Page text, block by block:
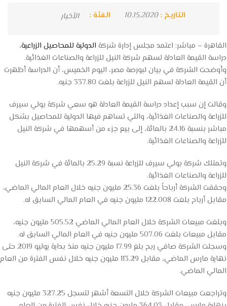
التاريخ :10.15.2020 الفئة : الأخبار
القاهرة – مباشر: اعتمد مجلس إدارة شركة الدولية للمحاصيل الزراعية،
دراسة القيمة العادلة لسهم شركة النيل للزراعة والصناعات الغذائية.
وأوضحت الشركة في بيان لبورصة مصر، اليوم الخميس، أن الدراسة أظهرت
أن القيمة العادلة لسهم النيل للزراعة بلغت 337.80 جنيه.
وقالت إن سبب إعداد دراسة القيمة العادلة هو سعي شركة بولي سيرف
للزراعة والصناعات الغذائية، والتي تساهم فيها الدولية للمحاصيل بشكل
مباشر بنسبة 24.16 بالمائة، إلى بيع جزء من أسهمها في شركة النيل
للزراعة والصناعات الغذائية.
وتمتلك شركة بولي سيرف للزراعة نسبة 25.29 بالمائة في شركة النيل
للزراعة والصناعات الغذائية.
وحققت الشركة أرباحاً بلغت 25.36 مليون جنيه خلال العام المالي الماضي،
مقابل أرباح بلغت 122.008 مليون جنيه في العام المالي السابق له.
وبلغت مبيعات الشركة خلال العام المالي الماضي 505.52 مليون جنيه،
مقابل مبيعات بلغت 507.06 مليون جنيه في العام المالي السابق له.
وسجلت الشركة صافي ربح بلغ 17.99 مليون جنيه منذ بداية يوليو 2019 حتى
نهاية مارس الماضي، مقابل 113.29 مليون جنيه خلال نفس الفترة من العام
المالي الماضي.
وتراجعت مبيعات الشركة خلال التسعة أشهر لتسجل 327.25 مليون جنيه